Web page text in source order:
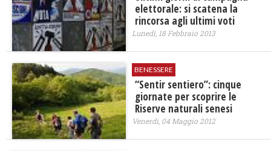
elettorale: si scatena la
rincorsa agli ultimi voti
Lunedì, 18 Febbraio 2013
BENESSERE
“Sentir sentiero”: cinque
giornate per scoprire le
Riserve naturali senesi
Venerdì, 04 Maggio 2012